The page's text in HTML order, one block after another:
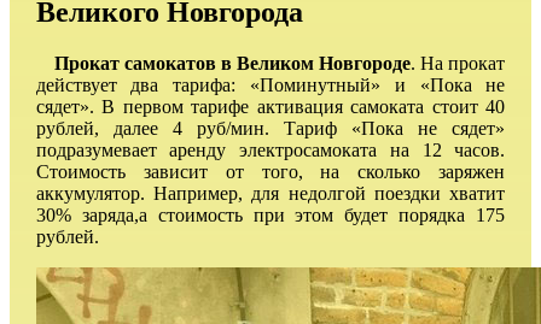
Великого Новгорода
Прокат самокатов в Великом Новгороде. На прокат
действует два тарифа: «Поминутный» и «Пока не
сядет». В первом тарифе активация самоката стоит 40
рублей, далее 4 руб/мин. Тариф «Пока не сядет»
подразумевает аренду электросамоката на 12 часов.
Стоимость зависит от того, на сколько заряжен
аккумулятор. Например, для недолгой поездки хватит
30% заряда,а стоимость при этом будет порядка 175
рублей.